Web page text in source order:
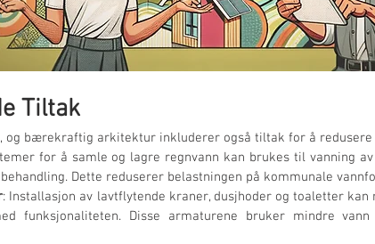
Tiltak
og bærekraftig arkitektur inkluderer også tiltak for å
for å samle og lagre regnvann kan brukes til vanning
Dette reduserer belastningen på kommunale
: Installasjon av lavtflytende kraner, dusjhoder og toaletter
funksjonaliteten. Disse armaturene bruker mindre